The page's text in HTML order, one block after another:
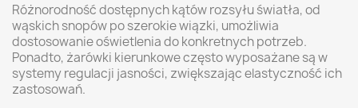
Różnorodność dostępnych kątów rozsyłu światła, od
wąskich snopów po szerokie wiązki, umożliwia
dostosowanie oświetlenia do konkretnych potrzeb.
Ponadto, żarówki kierunkowe często wyposażane są w
systemy regulacji jasności, zwiększając elastyczność ich
zastosowań.